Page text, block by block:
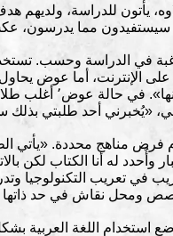
يأتون للدراسة، ولديهم
مما يدرسون،
في الدراسة وحسب.
على الإنترنت، أما عوض
وأحدهم
«يُخبرني أحد طلبتي بذلك
فرض مناهج محددة. «يأتي
وأٌحدد له أنا الكتاب لكن
في تعريب التكنولوجيا
ومحل نقاش في حد ذاتها
استخدام اللغة العربية